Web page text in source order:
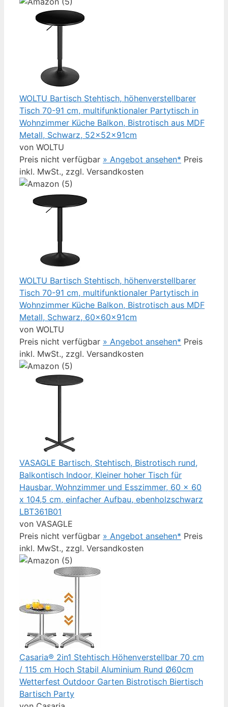
WOLTU Bartisch Stehtisch, höhenverstellbarer
Tisch 70-91 cm, multifunktionaler Partytisch in
Wohnzimmer Küche Balkon, Bistrotisch aus MDF
Metall, Schwarz, 52x52x91cm
von WOLTU
Preis nicht verfügbar » Angebot ansehen* Preis
inkl. MwSt., zzgl. Versandkosten
WOLTU Bartisch Stehtisch, höhenverstellbarer
Tisch 70-91 cm, multifunktionaler Partytisch in
Wohnzimmer Küche Balkon, Bistrotisch aus MDF
Metall, Schwarz, 60x60x91cm
von WOLTU
Preis nicht verfügbar » Angebot ansehen* Preis
inkl. MwSt., zzgl. Versandkosten
VASAGLE Bartisch, Stehtisch, Bistrotisch rund,
Balkontisch Indoor, Kleiner hoher Tisch für
Hausbar, Wohnzimmer und Esszimmer, 60 x 60
x 104,5 cm, einfacher Aufbau, ebenholzschwarz
LBT361B01
von VASAGLE
Preis nicht verfügbar » Angebot ansehen* Preis
inkl. MwSt., zzgl. Versandkosten
Casaria® 2in1 Stehtisch Höhenverstellbar 70 cm
/ 115 cm Hoch Stabil Aluminium Rund Ø60cm
Wetterfest Outdoor Garten Bistrotisch Biertisch
Bartisch Party